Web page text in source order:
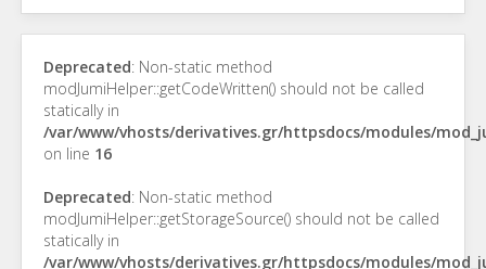
Deprecated: Non-static method
modJumiHelper::getCodeWritten() should not be called
statically in
/var/www/vhosts/derivatives.gr/httpsdocs/modules/
on line 16
Deprecated: Non-static method
modJumiHelper::getStorageSource() should not be called
statically in
/var/www/vhosts/derivatives.gr/httpsdocs/modules/